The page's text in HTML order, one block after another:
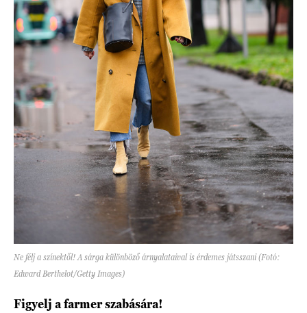
Ne félj a színektől! A sárga különböző árnyalataival is érdemes játsszani (Fotó:
Edward Berthelot/Getty Images)
Figyelj a farmer szabására!